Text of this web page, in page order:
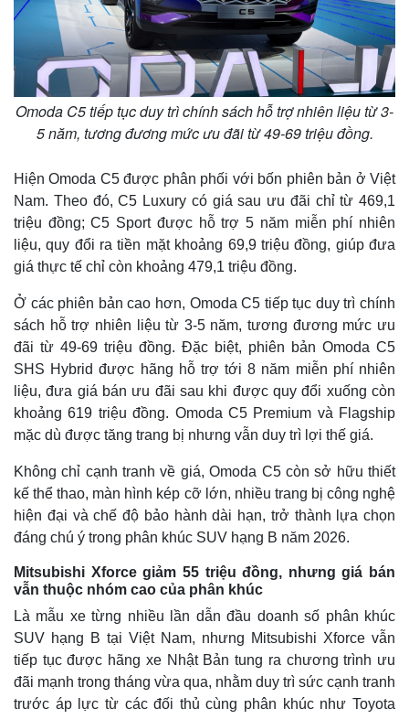
Kinh tế
Bất động sản
Khởi nghiệp
Thị trường
Giá vàng
Tiêu dùng
Chứng khoán
Giá cà phê
Omoda C5 tiếp tục duy trì chính sách hỗ trợ nhiên liệu từ 3-
5 năm, tương đương mức ưu đãi từ 49-69 triệu đồng.
Hiện Omoda C5 được phân phối với bốn phiên bản ở Việt
Nam. Theo đó, C5 Luxury có giá sau ưu đãi chỉ từ 469,1
triệu đồng; C5 Sport được hỗ trợ 5 năm miễn phí nhiên
liệu, quy đổi ra tiền mặt khoảng 69,9 triệu đồng, giúp đưa
giá thực tế chỉ còn khoảng 479,1 triệu đồng.
Ở các phiên bản cao hơn, Omoda C5 tiếp tục duy trì chính
sách hỗ trợ nhiên liệu từ 3-5 năm, tương đương mức ưu
đãi từ 49-69 triệu đồng. Đặc biệt, phiên bản Omoda C5
SHS Hybrid được hãng hỗ trợ tới 8 năm miễn phí nhiên
liệu, đưa giá bán ưu đãi sau khi được quy đổi xuống còn
khoảng 619 triệu đồng. Omoda C5 Premium và Flagship
mặc dù được tăng trang bị nhưng vẫn duy trì lợi thế giá.
Không chỉ cạnh tranh về giá, Omoda C5 còn sở hữu thiết
kế thể thao, màn hình kép cỡ lớn, nhiều trang bị công nghệ
hiện đại và chế độ bảo hành dài hạn, trở thành lựa chọn
đáng chú ý trong phân khúc SUV hạng B năm 2026.
Mitsubishi Xforce giảm 55 triệu đồng, nhưng giá bán
vẫn thuộc nhóm cao của phân khúc
Là mẫu xe từng nhiều lần dẫn đầu doanh số phân khúc
SUV hạng B tại Việt Nam, nhưng Mitsubishi Xforce vẫn
tiếp tục được hãng xe Nhật Bản tung ra chương trình ưu
đãi mạnh trong tháng vừa qua, nhằm duy trì sức cạnh tranh
trước áp lực từ các đối thủ cùng phân khúc như Toyota